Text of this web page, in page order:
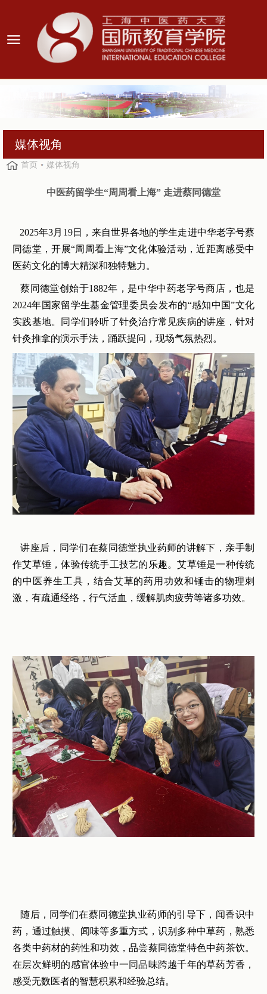
媒体视角
首页 媒体视角
中医药留学生“周周看上海” 走进蔡同德堂
2025年3月19日，来自世界各地的学生走进中华老字号蔡
同德堂，开展“周周看上海”文化体验活动，近距离感受中
医药文化的博大精深和独特魅力。
蔡同德堂创始于1882年，是中华中药老字号商店，也是
2024年国家留学生基金管理委员会发布的“感知中国”文化
实践基地。同学们聆听了针灸治疗常见疾病的讲座，针对
针灸推拿的演示手法，踊跃提问，现场气氛热烈。
讲座后，同学们在蔡同德堂执业药师的讲解下，亲手制
作艾草锤，体验传统手工技艺的乐趣。艾草锤是一种传统
的中医养生工具，结合艾草的药用功效和锤击的物理刺
激，有疏通经络，行气活血，缓解肌肉疲劳等诸多功效。
随后，同学们在蔡同德堂执业药师的引导下，闻香识中
药，通过触摸、闻味等多重方式，识别多种中草药，熟悉
各类中药材的药性和功效，品尝蔡同德堂特色中药茶饮。
在层次鲜明的感官体验中一同品味跨越千年的草药芳香，
感受无数医者的智慧积累和经验总结。